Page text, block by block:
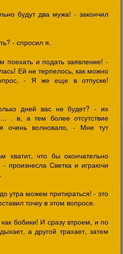
будут два мужа! - закончил
- спросил я.
поехать и подать заявление! -
Ей не терпелось, как можно
- Я же еще в отпуске!
дней вас не будет? - их
. в, а тем более отсутствие
очень волновало, - Мне тут
что бы окончательно
- произнесла Светка и играючи
утра можем притираться! - это
точку в этом вопросе.
бобики! И сразу втроем, и по
а другой трахает, затем